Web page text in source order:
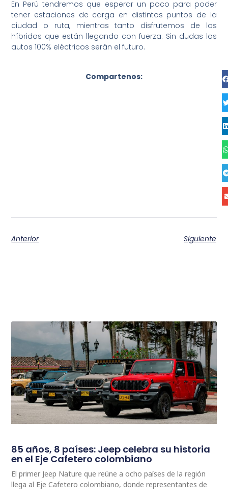
En Perú tendremos que esperar un poco para poder
tener estaciones de carga en distintos puntos de la
ciudad o ruta, mientras tanto disfrutemos de los
híbridos que están llegando con fuerza. Sin dudas los
autos 100% eléctricos serán el futuro.
Compartenos:
Anterior Siguiente
85 años, 8 países: Jeep celebra su historia
en el Eje Cafetero colombiano
El primer Jeep Nature que reúne a ocho países de la región
llega al Eje Cafetero colombiano, donde representantes de